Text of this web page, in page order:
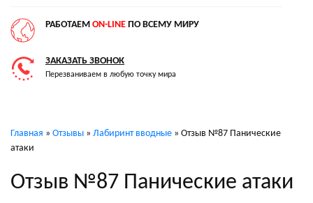
РАБОТАЕМ ON-LINE ПО ВСЕМУ МИРУ
ЗАКАЗАТЬ ЗВОНОК
Перезваниваем в любую точку мира
Главная » Отзывы » Лабиринт вводные » Отзыв №87 Панические
атаки
Отзыв №87 Панические атаки